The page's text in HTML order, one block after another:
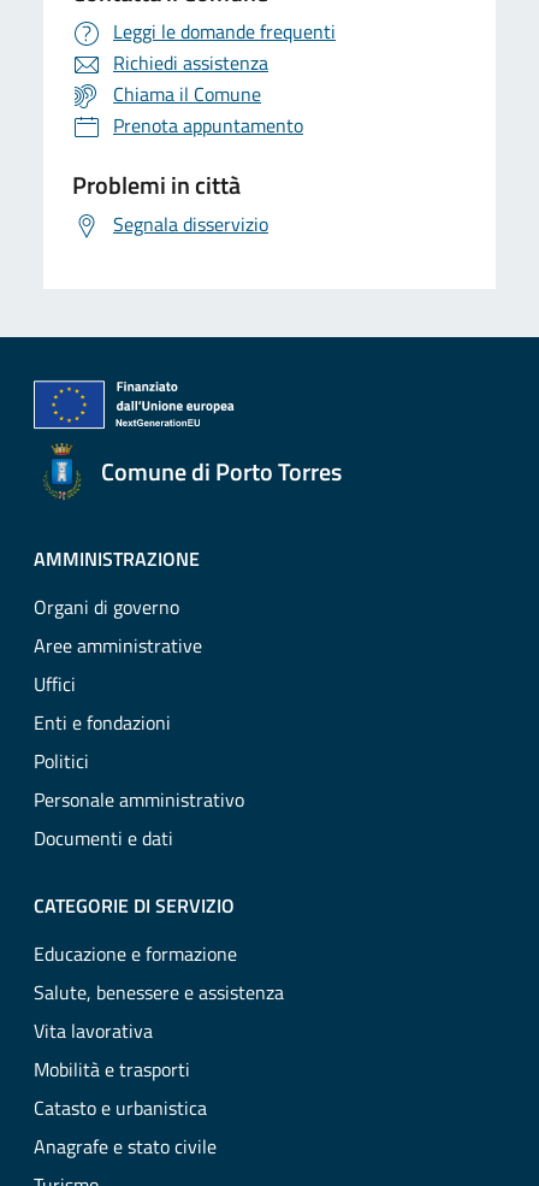
Leggi le domande frequenti
Richiedi assistenza
Chiama il Comune
Prenota appuntamento
Problemi in città
Segnala disservizio
Comune di Porto Torres
AMMINISTRAZIONE
Organi di governo
Aree amministrative
Uffici
Enti e fondazioni
Politici
Personale amministrativo
Documenti e dati
CATEGORIE DI SERVIZIO
Educazione e formazione
Salute, benessere e assistenza
Vita lavorativa
Mobilità e trasporti
Catasto e urbanistica
Anagrafe e stato civile